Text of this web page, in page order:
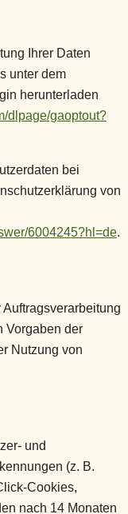
Ihrer Daten
unter dem
herunterladen
dlpage/gaoptout?
bei
von
6004245?hl=de.
Vorgaben der
Nutzung von
und
(z. B.
Cookies,
nach 14 Monaten